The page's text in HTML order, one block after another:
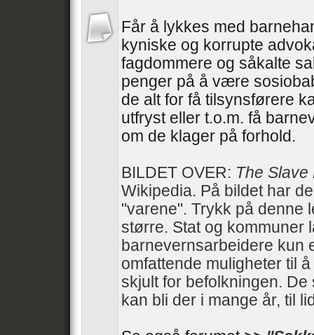
Får å lykkes med
kyniske og korrupte
fagdommere og såkalte
penger på å være
de alt for få tilsynsførere
utfryst eller t.o.m. få
om de klager på forhold.
BILDET OVER: The Slave
Wikipedia. På bildet har
"varene". Trykk på denne
større. Stat og kommuner
barnevernsarbeidere kun
omfattende muligheter til
skjult for befolkningen.
kan bli der i mange år, til